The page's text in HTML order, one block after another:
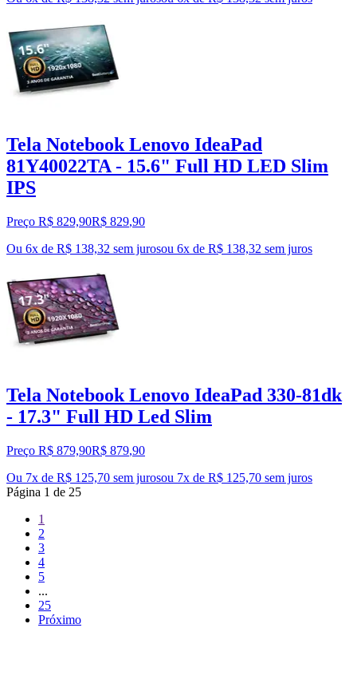
Tela Notebook Lenovo IdeaPad
81Y40022TA - 15.6" Full HD LED Slim
IPS
Preço R$ 829,90R$ 829,90
Ou 6x de R$ 138,32 sem jurosou 6x de R$ 138,32 sem juros
Tela Notebook Lenovo IdeaPad 330-81dk
- 17.3" Full HD Led Slim
Preço R$ 879,90R$ 879,90
Ou 7x de R$ 125,70 sem jurosou 7x de R$ 125,70 sem juros
Página 1 de 25
1
2
3
4
5
...
25
Próximo